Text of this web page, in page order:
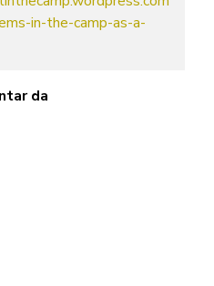
in-the-camp-as-a-
da